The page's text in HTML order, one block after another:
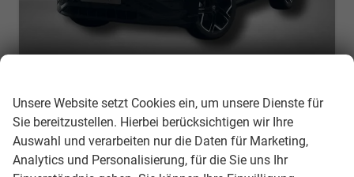
Volkswagen Tiguan
R-Line 1.5 eTSI 7-Gang-DSG
unverbindliche Lieferzeit:10 Tage Gebrauchtwagen
Fahrzeugnr. 305136 Getriebe Automatik
Unsere Website setzt Cookies ein, um unsere Dienste für
Sie bereitzustellen. Hierbei berücksichtigen wir Ihre
Auswahl und verarbeiten nur die Daten für Marketing,
Analytics und Personalisierung, für die Sie uns Ihr